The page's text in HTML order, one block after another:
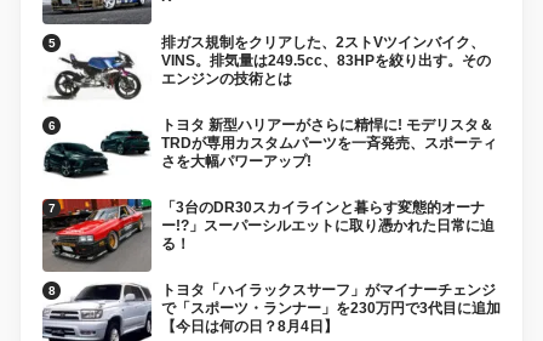
排ガス規制をクリアした、2ストVツインバイク、
VINS。排気量は249.5cc、83HPを絞り出す。その
エンジンの技術とは
トヨタ 新型ハリアーがさらに精悍に! モデリスタ＆
TRDが専用カスタムパーツを一斉発売、スポーティ
さを大幅パワーアップ!
「3台のDR30スカイラインと暮らす変態的オーナ
ー!?」スーパーシルエットに取り憑かれた日常に迫
る！
トヨタ「ハイラックスサーフ」がマイナーチェンジ
で「スポーツ・ランナー」を230万円で3代目に追加
【今日は何の日？8月4日】